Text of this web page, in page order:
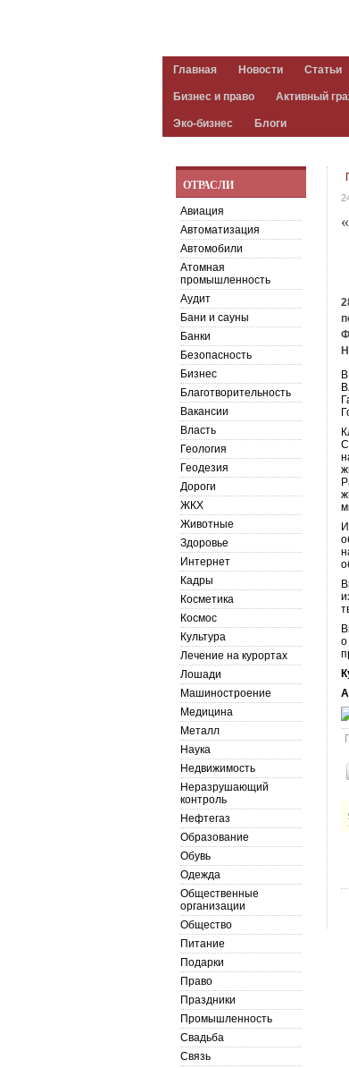
Главная Новости Статьи
Бизнес и право Активный
Эко-бизнес Блоги
ОТРАСЛИ
Авиация
Автоматизация
Автомобили
Атомная
промышленность
Аудит
Бани и сауны
Банки
Безопасность
Бизнес
Благотворительность
Вакансии
Власть
Геология
Геодезия
Дороги
ЖКХ
Животные
Здоровье
Интернет
Кадры
Косметика
Космос
Культура
Лечение на курортах
Лошади
Машиностроение
Медицина
Металл
Наука
Недвижимость
Неразрушающий
контроль
Нефтегаз
Образование
Обувь
Одежда
Общественные
организации
Общество
Питание
Подарки
Право
Праздники
Промышленность
Свадьба
Связь